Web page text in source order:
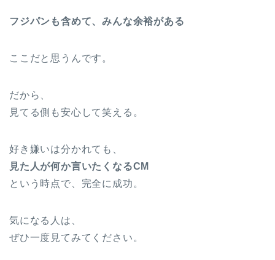
フジパンも含めて、みんな余裕がある
ここだと思うんです。
だから、
見てる側も安心して笑える。
好き嫌いは分かれても、
見た人が何か言いたくなるCM
という時点で、完全に成功。
気になる人は、
ぜひ一度見てみてください。